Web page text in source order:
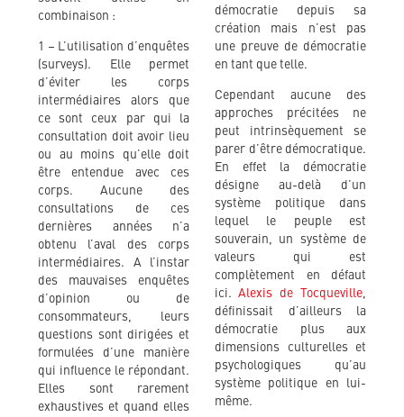
combinaison :
1 – L’utilisation d’enquêtes
(surveys). Elle permet
d’éviter les corps
intermédiaires alors que
ce sont ceux par qui la
consultation doit avoir lieu
ou au moins qu’elle doit
être entendue avec ces
corps. Aucune des
consultations de ces
dernières années n’a
obtenu l’aval des corps
intermédiaires. A l’instar
des mauvaises enquêtes
d’opinion ou de
consommateurs, leurs
questions sont dirigées et
formulées d’une manière
qui influence le répondant.
Elles sont rarement
exhaustives et quand elles
démocratie depuis sa
création mais n’est pas
une preuve de démocratie
en tant que telle.
Cependant aucune des
approches précitées ne
peut intrinsèquement se
parer d’être démocratique.
En effet la démocratie
désigne au-delà d’un
système politique dans
lequel le peuple est
souverain, un système de
valeurs qui est
complètement en défaut
ici. Alexis de Tocqueville
définissait d’ailleurs la
démocratie plus aux
dimensions culturelles et
psychologiques qu’au
système politique en lui-
même.